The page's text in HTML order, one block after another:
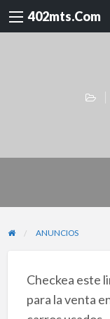
402mts.Com
ANUNCIOS
Checkea este
para la venta